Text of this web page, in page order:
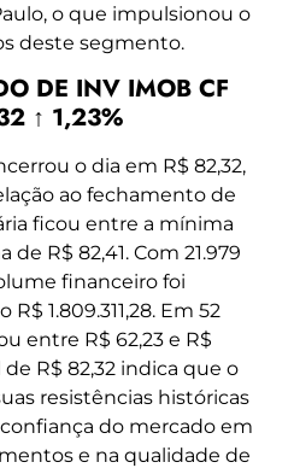
o que impulsionou o
deste segmento.
DE INV IMOB CF
↑ 1,23%
o dia em R$ 82,32,
ao fechamento de
ficou entre a mínima
de R$ 82,41. Com 21.979
financeiro foi
1.809.311,28. Em 52
entre R$ 62,23 e R$
R$ 82,32 indica que o
resistências históricas
do mercado em
e na qualidade de